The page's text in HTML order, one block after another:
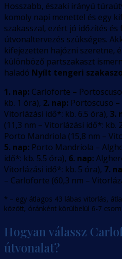
Hosszabb, északi irányú
komoly napi menettel és egy
szakasszal, ezért jó időzítés
útvonaltervezés szükséges.
kifejezetten hajózni szeretne,
különböző partszakaszt
haladó Nyílt tengeri
1. nap: Carloforte – Portoscuso
kb. 1 óra), 2. nap: Portoscuso
Vitorlázási idő*: kb. 6.5 óra), 3.
(11,3 nm – Vitorlázási idő*: kb.
Porto Mandriola (15,8 nm –
5. nap: Porto Mandriola –
idő*: kb. 5.5 óra), 6. nap:
Vitorlázási idő*: kb. 5 óra), 7.
– Carloforte (60,3 nm –
* – egy átlagos 43 lábas vitorlás,
között, óránként körülbelül 6-7
Hogyan válassz
útvonalat?